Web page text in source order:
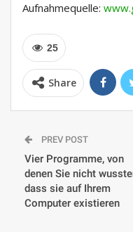
Aufnahmequelle:
25
Share
PREV POST
Vier Programme, von
denen Sie nicht
dass sie auf Ihrem
Computer existieren